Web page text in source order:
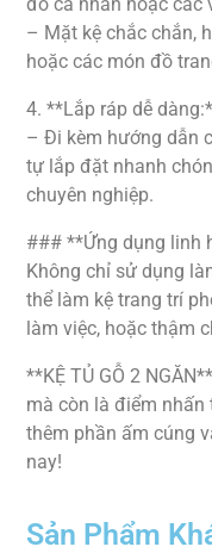
– Mặt kệ chắc chắn,
hoặc các món đồ
4. **Lắp ráp dễ
– Đi kèm hướng dẫn
tự lắp đặt nhanh
chuyên nghiệp.
### **Ứng dụng linh
Không chỉ sử dụng
thể làm kệ trang trí
làm việc, hoặc thậm
**KỆ TỦ GỖ 2
mà còn là điểm nhấn
thêm phần ấm cúng
nay!
Sản Phẩm